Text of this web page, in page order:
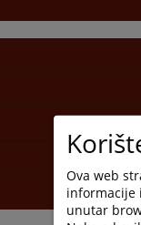
Ova web
informacije
unutar